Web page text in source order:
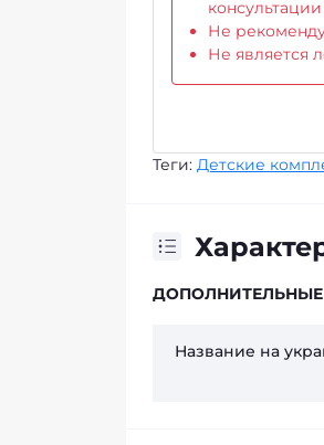
Не
Не является
Теги: Детские
Название на